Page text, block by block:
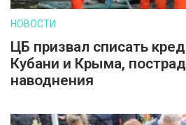
НОВОСТИ
ЦБ призвал списать
Кубани и Крыма,
наводнения